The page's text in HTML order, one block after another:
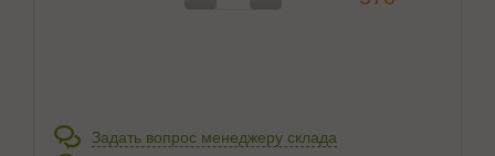
Задать вопрос менеджеру склада